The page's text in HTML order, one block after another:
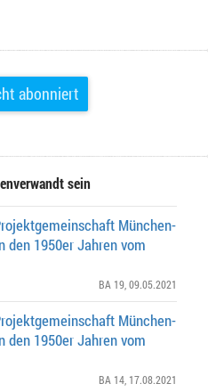
abonniert
sein
München-
den 1950er Jahren vom
BA 19 , 09.05.2021
München-
den 1950er Jahren vom
BA 14 , 17.08.2021